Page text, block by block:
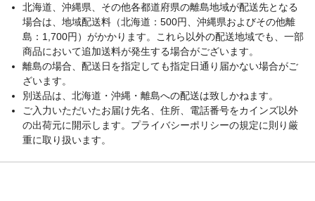
北海道、沖縄県、その他各都道府県の離島地域が配送先となる
場合は、地域配送料（北海道：500円、沖縄県およびその他離
島：1,700円）がかかります。これら以外の配送地域でも、一部
商品において追加送料が発生する場合がございます。
離島の場合、配送日を指定しても指定日通り届かない場合がご
ざいます。
別送品は、北海道・沖縄・離島への配送は致しかねます。
ご入力いただいたお届け先名、住所、電話番号をカインズ以外
の出荷元に開示します。プライバシーポリシーの規定に則り厳
重に取り扱います。